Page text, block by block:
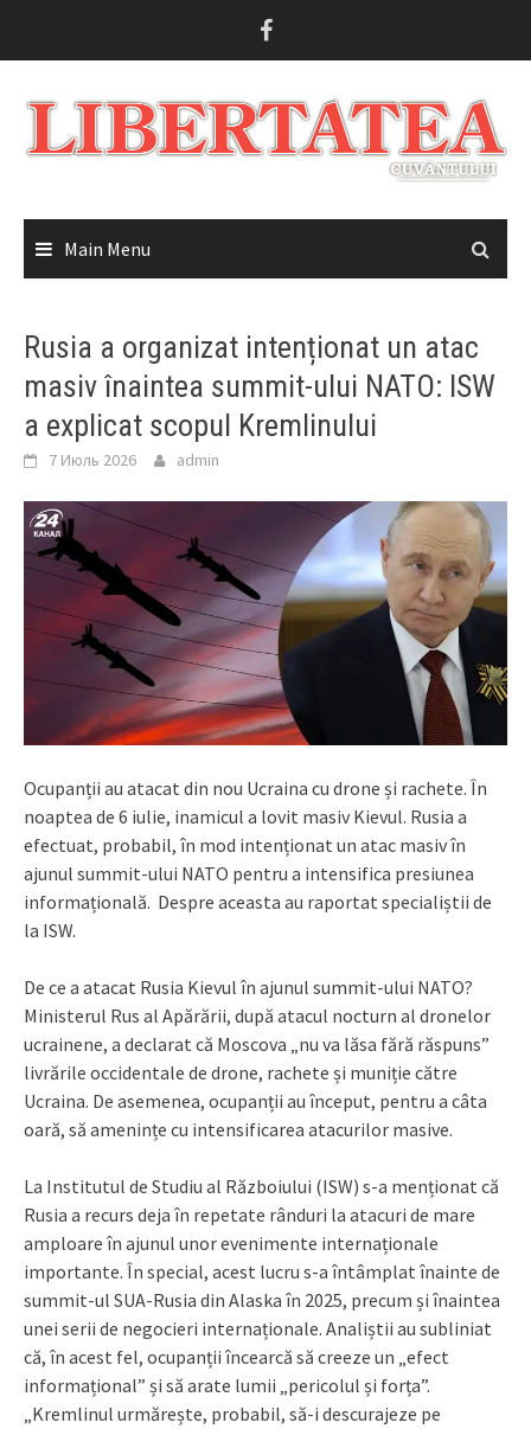
Main Menu
Rusia a organizat intenționat un atac
masiv înaintea summit-ului NATO: ISW
a explicat scopul Kremlinului
7 Июль 2026 admin
Ocupanții au atacat din nou Ucraina cu drone și rachete. În
noaptea de 6 iulie, inamicul a lovit masiv Kievul. Rusia a
efectuat, probabil, în mod intenționat un atac masiv în
ajunul summit-ului NATO pentru a intensifica presiunea
informațională. Despre aceasta au raportat specialiștii de
la ISW.
De ce a atacat Rusia Kievul în ajunul summit-ului NATO?
Ministerul Rus al Apărării, după atacul nocturn al dronelor
ucrainene, a declarat că Moscova „nu va lăsa fără răspuns”
livrările occidentale de drone, rachete și muniție către
Ucraina. De asemenea, ocupanții au început, pentru a câta
oară, să amenințe cu intensificarea atacurilor masive.
La Institutul de Studiu al Războiului (ISW) s-a menționat că
Rusia a recurs deja în repetate rânduri la atacuri de mare
amploare în ajunul unor evenimente internaționale
importante. În special, acest lucru s-a întâmplat înainte de
summit-ul SUA-Rusia din Alaska în 2025, precum și înaintea
unei serii de negocieri internaționale. Analiștii au subliniat
că, în acest fel, ocupanții încearcă să creeze un „efect
informațional” și să arate lumii „pericolul și forța”.
„Kremlinul urmărește, probabil, să-i descurajeze pe